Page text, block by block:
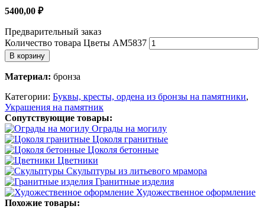
5400,00 ₽
Предварительный заказ
Количество товара Цветы AM5837
В корзину
Материал: бронза
Категории: Буквы, кресты, ордена из бронзы на памятники,
Украшения на памятник
Сопутствующие товары:
Ограды на могилу
Цоколя гранитные
Цоколя бетонные
Цветники
Скульптуры из литьевого мрамора
Гранитные изделия
Художественное оформление
Похожие товары: